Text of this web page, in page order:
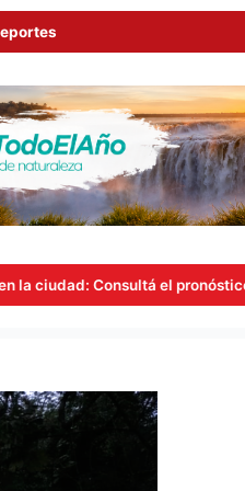
del tiempo en Iguazú para